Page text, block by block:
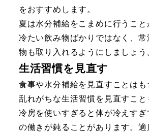
をおすすめします。
夏は水分補給をこまめに行うこと
冷たい飲み物ばかりではなく、
物も取り入れるようにしましょう
生活習慣を見直す
食事や水分補給を見直すことは
乱れがちな生活習慣を見直すこと
冷房を使いすぎると体が冷えす
の働きが鈍ることがあります。